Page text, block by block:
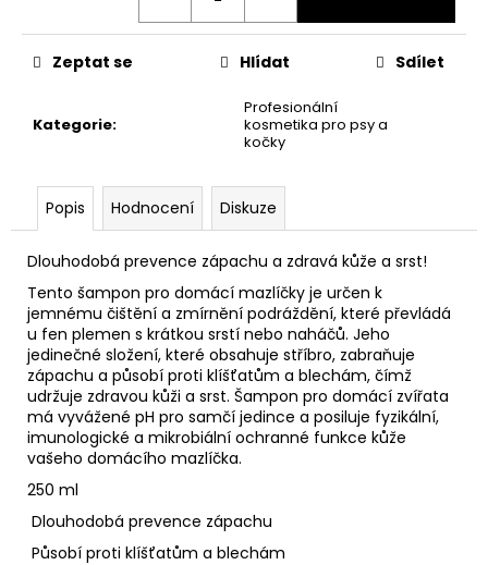
Kategorie:
Profesionální
kosmetika pro psy a
kočky
Zeptat se Hlídat Sdílet
Popis Hodnocení Diskuze
Dlouhodobá prevence zápachu a zdravá kůže a srst!
Tento šampon pro domácí mazlíčky je určen k
jemnému čištění a zmírnění podráždění, které převládá
u fen plemen s krátkou srstí nebo naháčů. Jeho
jedinečné složení, které obsahuje stříbro, zabraňuje
zápachu a působí proti klíšťatům a blechám, čímž
udržuje zdravou kůži a srst. Šampon pro domácí zvířata
má vyvážené pH pro samčí jedince a posiluje fyzikální,
imunologické a mikrobiální ochranné funkce kůže
vašeho domácího mazlíčka.
250 ml
Dlouhodobá prevence zápachu
Působí proti klíšťatům a blechám
Kč